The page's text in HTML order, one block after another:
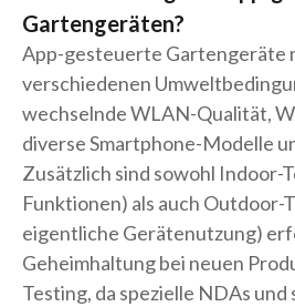
Gartengeräten?
App-gesteuerte Gartengeräte
verschiedenen
wechselnde WLAN-Qualität,
diverse Smartphone-Modelle
Zusätzlich sind sowohl Indoor-
Funktionen) als auch Outdoor-
eigentliche Gerätenutzung)
Geheimhaltung bei neuen
Testing, da spezielle NDAs und